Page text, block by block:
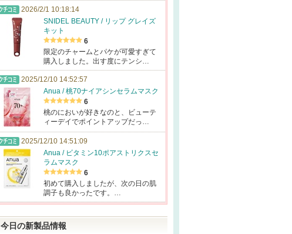
2026/2/1 10:18:14
SNIDEL BEAUTY / リップ グレイズ
キット
6
限定のチャームとパケが可愛すぎて
購入しました。出す度にテンシ…
2025/12/10 14:52:57
Anua / 桃70ナイアシンセラムマスク
6
桃のにおいが好きなのと、ビューテ
ィーデイでポイントアップだっ…
2025/12/10 14:51:09
Anua / ビタミン10ポアストリクスセ
ラムマスク
6
初めて購入しましたが、次の日の肌
調子も良かったです。…
今日の新製品情報